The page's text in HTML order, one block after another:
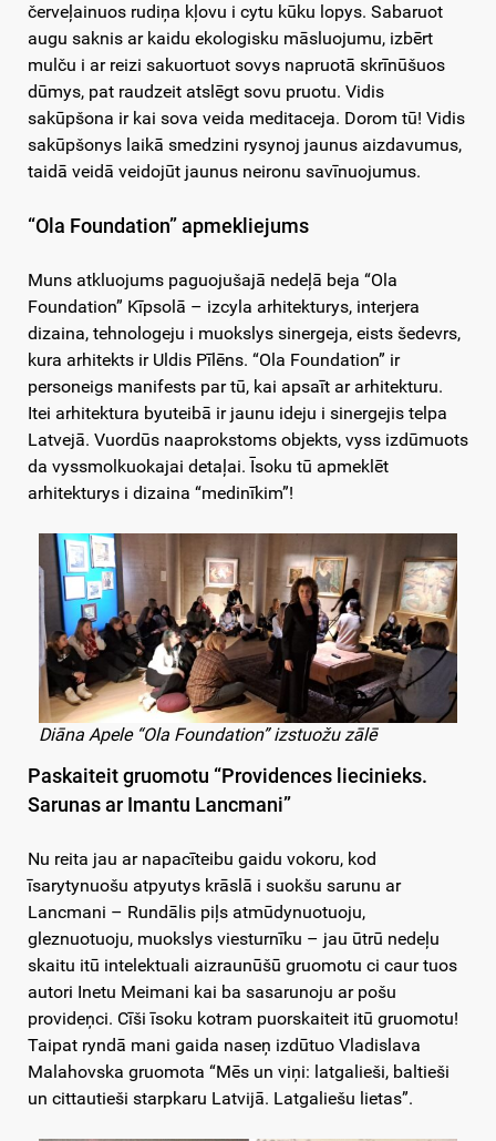
červeļainuos rudiņa kļovu i cytu kūku lopys. Sabaruot
augu saknis ar kaidu ekologisku māsluojumu, izbērt
mulču i ar reizi sakuortuot sovys napruotā skrīnūšuos
dūmys, pat raudzeit atslēgt sovu pruotu. Vidis
sakūpšona ir kai sova veida meditaceja. Dorom tū! Vidis
sakūpšonys laikā smedzini rysynoj jaunus aizdavumus,
taidā veidā veidojūt jaunus neironu savīnuojumus.
“Ola Foundation” apmekliejums
Muns atkluojums paguojušajā nedeļā beja “Ola
Foundation” Kīpsolā – izcyla arhitekturys, interjera
dizaina, tehnologeju i muokslys sinergeja, eists šedevrs,
kura arhitekts ir Uldis Pīlēns. “Ola Foundation” ir
personeigs manifests par tū, kai apsaīt ar arhitekturu.
Itei arhitektura byuteibā ir jaunu ideju i sinergejis telpa
Latvejā. Vuordūs naaprokstoms objekts, vyss izdūmuots
da vyssmolkuokajai detaļai. Īsoku tū apmeklēt
arhitekturys i dizaina “medinīkim”!
Diāna Apele “Ola Foundation” izstuožu zālē
Paskaiteit gruomotu “Providences liecinieks.
Sarunas ar Imantu Lancmani”
Nu reita jau ar napacīteibu gaidu vokoru, kod
īsarytynuošu atpyutys krāslā i suokšu sarunu ar
Lancmani – Rundālis piļs atmūdynuotuoju,
gleznuotuoju, muokslys viesturnīku – jau ūtrū nedeļu
skaitu itū intelektuali aizraunūšū gruomotu ci caur tuos
autori Inetu Meimani kai ba sasarunoju ar pošu
provideņci. Cīši īsoku kotram puorskaiteit itū gruomotu!
Taipat ryndā mani gaida naseņ izdūtuo Vladislava
Malahovska gruomota “Mēs un viņi: latgalieši, baltieši
un cittautieši starpkaru Latvijā. Latgaliešu lietas”.